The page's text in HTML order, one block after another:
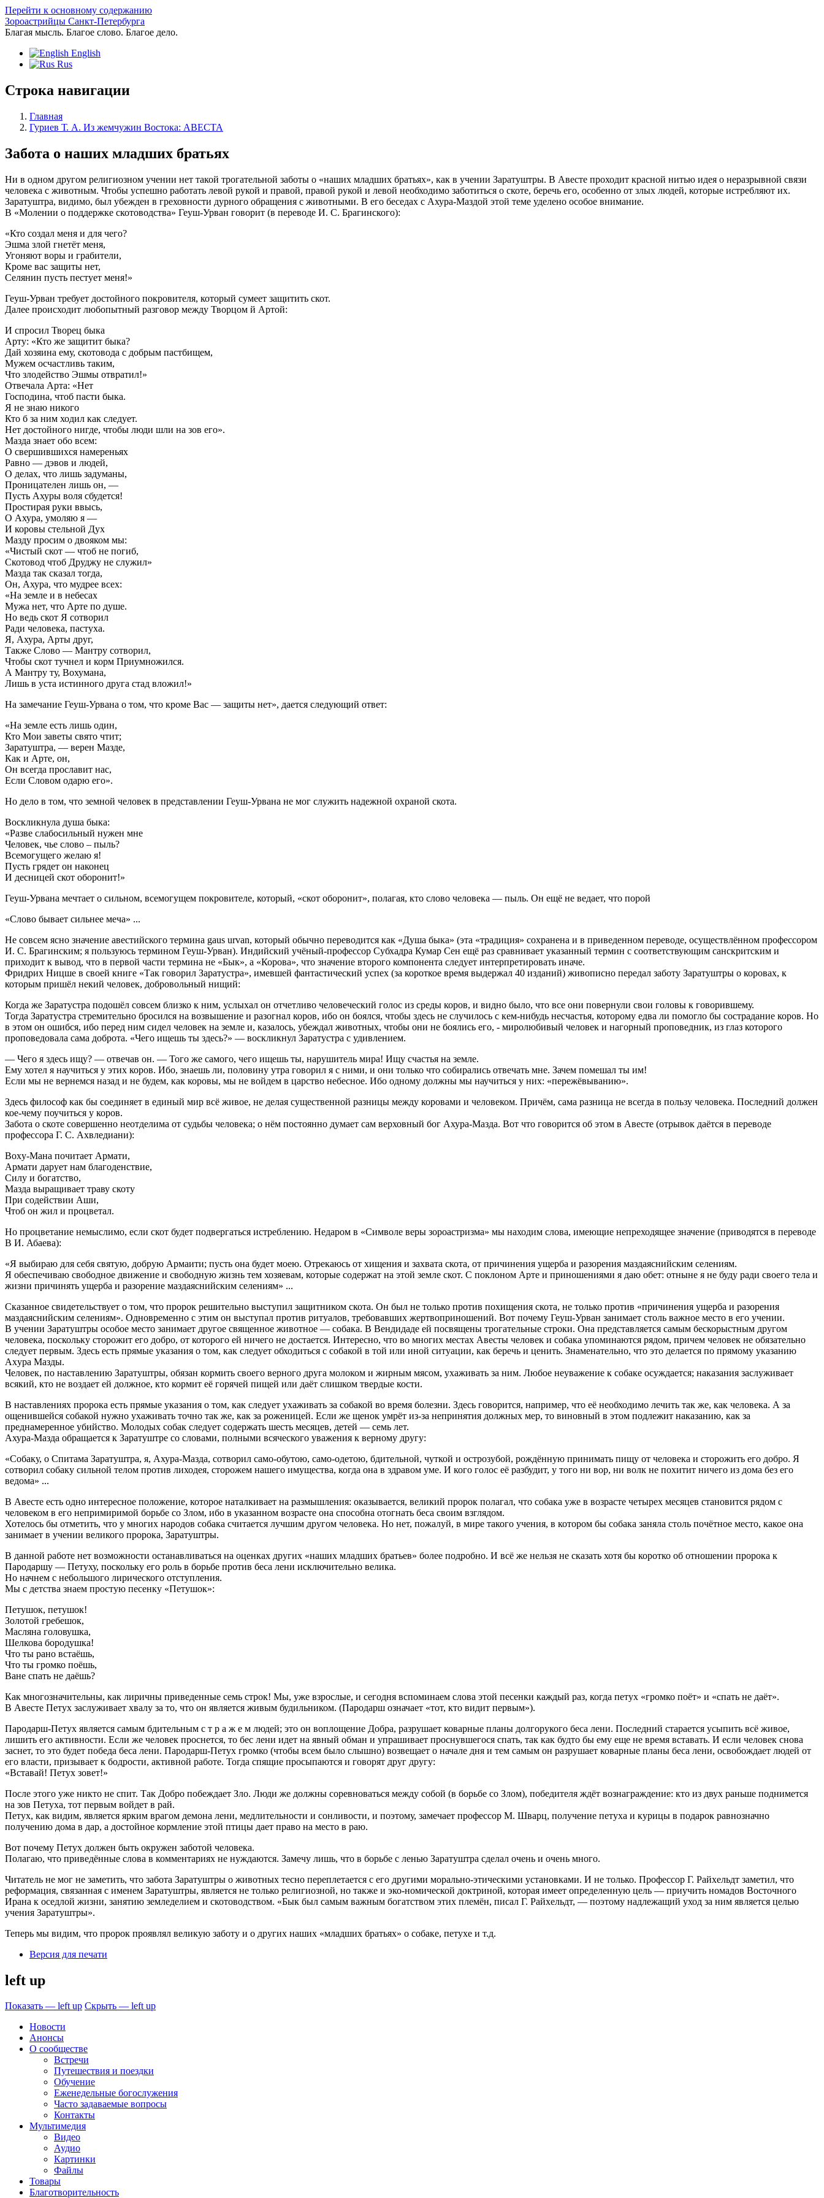
Перейти к основному содержанию
Зороастрийцы Санкт-Петербурга
Благая мысль. Благое слово. Благое дело.
English
Rus
Строка навигации
Главная
Гуриев Т. А. Из жемчужин Востока: АВЕСТА
Забота о наших младших братьях
Ни в одном другом религиозном учении нет такой трогательной заботы о «наших младших братьях», как в учении Заратуштры. В Авесте проходит красной нитью идея о неразрывной связи
человека с животным. Чтобы успешно работать левой рукой и правой, правой рукой и левой необходимо заботиться о скоте, беречь его, особенно от злых людей, которые истребляют их.
Заратуштра, видимо, был убежден в греховности дурного обращения с животными. В его беседах с Ахура-Маздой этой теме уделено особое внимание.
В «Молении о поддержке скотоводства» Геуш-Урван говорит (в переводе И. С. Брагинского):
«Кто создал меня и для чего?
Эшма злой гнетёт меня,
Угоняют воры и грабители,
Кроме вас защиты нет,
Селянин пусть пестует меня!»
Геуш-Урван требует достойного покровителя, который сумеет защитить скот.
Далее происходит любопытный разговор между Творцом й Артой:
И спросил Творец быка
Арту: «Кто же защитит быка?
Дай хозяина ему, скотовода с добрым пастбищем,
Мужем осчастливь таким,
Что злодейство Эшмы отвратил!»
Отвечала Арта: «Нет
Господина, чтоб пасти быка.
Я не знаю никого
Кто б за ним ходил как следует.
Нет достойного нигде, чтобы люди шли на зов его».
Мазда знает обо всем:
О свершившихся намереньях
Равно — дэвов и людей,
О делах, что лишь задуманы,
Проницателен лишь он, —
Пусть Ахуры воля сбудется!
Простирая руки ввысь,
О Ахура, умоляю я —
И коровы стельной Дух
Мазду просим о двояком мы:
«Чистый скот — чтоб не погиб,
Скотовод чтоб Друджу не служил»
Мазда так сказал тогда,
Он, Ахура, что мудрее всех:
«На земле и в небесах
Мужа нет, что Арте по душе.
Но ведь скот Я сотворил
Ради человека, пастуха.
Я, Ахура, Арты друг,
Также Слово — Мантру сотворил,
Чтобы скот тучнел и корм Приумножился.
А Мантру ту, Вохумана,
Лишь в уста истинного друга стад вложил!»
На замечание Геуш-Урвана о том, что кроме Вас — защиты нет», дается следующий ответ:
«На земле есть лишь один,
Кто Мои заветы свято чтит;
Заратуштра, — верен Мазде,
Как и Арте, он,
Он всегда прославит нас,
Если Словом одарю его».
Но дело в том, что земной человек в представлении Геуш-Урвана не мог служить надежной охраной скота.
Воскликнула душа быка:
«Разве слабосильный нужен мне
Человек, чье слово – пыль?
Всемогущего желаю я!
Пусть грядет он наконец
И десницей скот оборонит!»
Геуш-Урвана мечтает о сильном, всемогущем покровителе, который, «скот оборонит», полагая, кто слово человека — пыль. Он ещё не ведает, что порой
«Слово бывает сильнее меча» ...
Не совсем ясно значение авестийского термина gaus urvan, который обычно переводится как «Душа быка» (эта «традиция» сохранена и в приведенном переводе, осуществлённом профессором
И. С. Брагинским; я пользуюсь термином Геуш-Урван). Индийский учёный-профессор Субхадра Кумар Сен ещё раз сравнивает указанный термин с соответствующим санскритским и
приходит к вывод, что в первой части термина не «Бык», а «Корова», что значение второго компонента следует интерпретировать иначе.
Фридрих Ницше в своей книге «Так говорил Заратустра», имевшей фантастический успех (за короткое время выдержал 40 изданий) живописно передал заботу Заратуштры о коровах, к
которым пришёл некий человек, добровольный нищий:
Когда же Заратустра подошёл совсем близко к ним, услыхал он отчетливо человеческий голос из среды коров, и видно было, что все они повернули свои головы к говорившему.
Тогда Заратустра стремительно бросился на возвышение и разогнал коров, ибо он боялся, чтобы здесь не случилось с кем-нибудь несчастья, которому едва ли помогло бы сострадание коров. Но
в этом он ошибся, ибо перед ним сидел человек на земле и, казалось, убеждал животных, чтобы они не боялись его, - миролюбивый человек и нагорный проповедник, из глаз которого
проповедовала сама доброта. «Чего ищешь ты здесь?» — воскликнул Заратустра с удивлением.
— Чего я здесь ищу? — отвечав он. — Того же самого, чего ищешь ты, нарушитель мира! Ищу счастья на земле.
Ему хотел я научиться у этих коров. Ибо, знаешь ли, половину утра говорил я с ними, и они только что собирались отвечать мне. Зачем помешал ты им!
Если мы не вернемся назад и не будем, как коровы, мы не войдем в царство небесное. Ибо одному должны мы научиться у них: «пережёвыванию».
Здесь философ как бы соединяет в единый мир всё живое, не делая существенной разницы между коровами и человеком. Причём, сама разница не всегда в пользу человека. Последний должен
кое-чему поучиться у коров.
Забота о скоте совершенно неотделима от судьбы человека; о нём постоянно думает сам верховный бог Ахура-Мазда. Вот что говорится об этом в Авесте (отрывок даётся в переводе
профессора Г. С. Ахвледиани):
Boxy-Мана почитает Армати,
Армати дарует нам благоденствие,
Силу и богатство,
Мазда выращивает траву скоту
При содействии Аши,
Чтоб он жил и процветал.
Но процветание немыслимо, если скот будет подвергаться истреблению. Недаром в «Символе веры зороастризма» мы находим слова, имеющие непреходящее значение (приводятся в переводе
В И. Абаева):
«Я выбираю для себя святую, добрую Армаити; пусть она будет моею. Отрекаюсь от хищения и захвата скота, от причинения ущерба и разорения маздаяснийским селениям.
Я обеспечиваю свободное движение и свободную жизнь тем хозяевам, которые содержат на этой земле скот. С поклоном Арте и приношениями я даю обет: отныне я не буду ради своего тела и
жизни причинять ущерба и разорение маздаяснийским селениям» ...
Сказанное свидетельствует о том, что пророк решительно выступил защитником скота. Он был не только против похищения скота, не только против «причинения ущерба и разорения
маздаяснийским селениям». Одновременно с этим он выступал против ритуалов, требовавших жертвоприношений. Вот почему Геуш-Урван занимает столь важное место в его учении.
В учении Заратуштры особое место занимает другое священное животное — собака. В Вендидаде ей посвящены трогательные строки. Она представляется самым бескорыстным другом
человека, поскольку сторожит его добро, от которого ей ничего не достается. Интересно, что во многих местах Авесты человек и собака упоминаются рядом, причем человек не обязательно
следует первым. Здесь есть прямые указания о том, как следует обходиться с собакой в той или иной ситуации, как беречь и ценить. Знаменательно, что это делается по прямому указанию
Axypa Мазды.
Человек, по наставлению Заратуштры, обязан кормить своего верного друга молоком и жирным мясом, ухаживать за ним. Любое неуважение к собаке осуждается; наказания заслуживает
всякий, кто не воздает ей должное, кто кормит её горячей пищей или даёт слишком твердые кости.
В наставлениях пророка есть прямые указания о том, как следует ухаживать за собакой во время болезни. Здесь говорится, например, что её необходимо лечить так же, как человека. А за
ощенившейся собакой нужно ухаживать точно так же, как за роженицей. Если же щенок умрёт из-за непринятия должных мер, то виновный в этом подлежит наказанию, как за
преднамеренное убийство. Молодых собак следует содержать шесть месяцев, детей — семь лет.
Ахура-Мазда обращается к Заратуштре со словами, полными всяческого уважения к верному другу:
«Собаку, о Спитама Заратуштра, я, Ахура-Мазда, сотворил само-обутою, само-одетою, бдительной, чуткой и острозубой, рождённую принимать пищу от человека и сторожить его добро. Я
сотворил собаку сильной телом против лиходея, сторожем нашего имущества, когда она в здравом уме. И кого голос её разбудит, у того ни вор, ни волк не похитит ничего из дома без его
ведома» ...
В Авесте есть одно интересное положение, которое наталкивает на размышления: оказывается, великий пророк полагал, что собака уже в возрасте четырех месяцев становится рядом с
человеком в его непримиримой борьбе со Злом, ибо в указанном возрасте она способна отогнать беса своим взглядом.
Хотелось бы отметить, что у многих народов собака считается лучшим другом человека. Но нет, пожалуй, в мире такого учения, в котором бы собака заняла столь почётное место, какое она
занимает в учении великого пророка, Заратуштры.
В данной работе нет возможности останавливаться на оценках других «наших младших братьев» более подробно. И всё же нельзя не сказать хотя бы коротко об отношении пророка к
Пародаршу — Петуху, поскольку его роль в борьбе против беса лени исключительно велика.
Но начнем с небольшого лирического отступления.
Мы с детства знаем простую песенку «Петушок»:
Петушок, петушок!
Золотой гребешок,
Масляна головушка,
Шелкова бородушка!
Что ты рано встаёшь,
Что ты громко поёшь,
Ване спать не даёшь?
Как многозначительны, как лиричны приведенные семь строк! Мы, уже взрослые, и сегодня вспоминаем слова этой песенки каждый раз, когда петух «громко поёт» и «спать не даёт».
В Авесте Петух заслуживает хвалу за то, что он является живым будильником. (Пародарш означает «тот, кто видит первым»).
Пародарш-Петух является самым бдительным с т р а ж е м людей; это он воплощение Добра, разрушает коварные планы долгорукого беса лени. Последний старается усыпить всё живое,
лишить его активности. Если же человек проснется, то бес лени идет на явный обман и упрашивает проснувшегося спать, так как будто бы ему еще не время вставать. И если человек снова
заснет, то это будет победа беса лени. Пародарш-Петух громко (чтобы всем было слышно) возвещает о начале дня и тем самым он разрушает коварные планы беса лени, освобождает людей от
его власти, призывает к бодрости, активной работе. Тогда спящие просыпаются и говорят друг другу:
«Вставай! Петух зовет!»
После этого уже никто не спит. Так Добро побеждает Зло. Люди же должны соревноваться между собой (в борьбе со Злом), победителя ждёт вознаграждение: кто из двух раньше поднимется
на зов Петуха, тот первым войдет в рай.
Петух, как видим, является ярким врагом демона лени, медлительности и сонливости, и поэтому, замечает профессор М. Шварц, получение петуха и курицы в подарок равнозначно
получению дома в дар, а достойное кормление этой птицы дает право на место в раю.
Вот почему Петух должен быть окружен заботой человека.
Полагаю, что приведённые слова в комментариях не нуждаются. Замечу лишь, что в борьбе с ленью Заратуштра сделал очень и очень много.
Читатель не мог не заметить, что забота Заратуштры о животных тесно переплетается с его другими морально-этическими установками. И не только. Профессор Г. Райхельдт заметил, что
реформация, связанная с именем Заратуштры, является не только религиозной, но также и эко-номической доктриной, которая имеет определенную цель — приучить номадов Восточного
Ирана к оседлой жизни, занятию земледелием и скотоводством. «Бык был самым важным богатством этих племён, писал Г. Райхельдт, — поэтому надлежащий уход за ним является целью
учения Заратуштры».
Теперь мы видим, что пророк проявлял великую заботу и о других наших «младших братьях» о собаке, петухе и т.д.
Версия для печати
left up
Показать — left up Скрыть — left up
Новости
Анонсы
О сообществе
Встречи
Путешествия и поездки
Обучение
Еженедельные богослужения
Часто задаваемые вопросы
Контакты
Мультимедия
Видео
Аудио
Картинки
Файлы
Товары
Благотворительность